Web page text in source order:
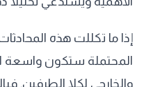
إذا ما تكللت هذه
المحتملة ستكون واسعة
والخارجي لكلا الطرفين.